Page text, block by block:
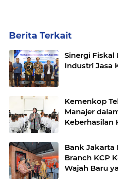
Berita Terkait
Sinergi Fiskal
Industri Jasa
Kemenkop
Manajer
Keberhasilan
Bank Jakarta
Branch KCP
Wajah Baru